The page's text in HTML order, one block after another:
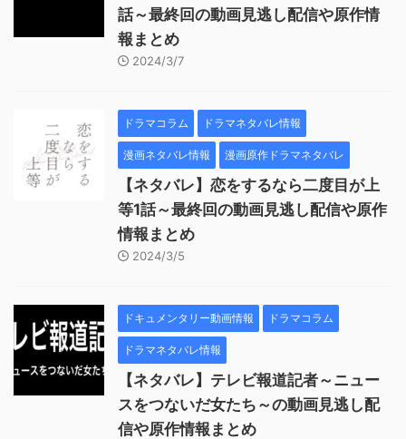
話～最終回の動画見逃し配信や原作情
報まとめ
2024/3/7
ドラマコラム ドラマネタバレ情報
漫画ネタバレ情報 漫画原作ドラマネタバレ
【ネタバレ】恋をするなら二度目が上
等1話～最終回の動画見逃し配信や原作
情報まとめ
2024/3/5
ドキュメンタリー動画情報 ドラマコラム
ドラマネタバレ情報
【ネタバレ】テレビ報道記者～ニュー
スをつないだ女たち～の動画見逃し配
信や原作情報まとめ